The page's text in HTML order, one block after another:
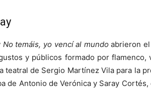
No temáis, yo vencí al mundoabrieron el
y públicos formado por
de Sergio Martínez Vila para la
de Antonio de Verónica y Saray